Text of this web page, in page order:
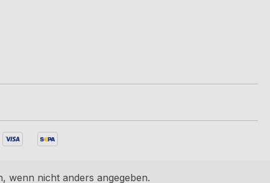
wenn nicht anders angegeben.